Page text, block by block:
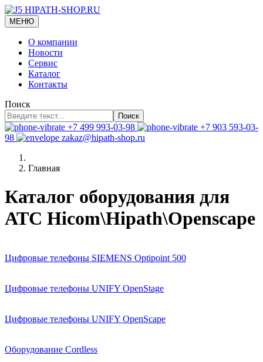
МЕНЮ
О компании
Новости
Сервис
Каталог
Контакты
Поиск
Поиск
+7 499 993-03-98
+7 903 593-03-
98
zakaz@hipath-shop.ru
Главная
Каталог оборудования для
АТС Hicom\Hipath\Openscape
Цифровые телефоны SIEMENS Optipoint 500
Цифровые телефоны UNIFY OpenStage
Цифровые телефоны UNIFY OpenScape
Оборудование Cordless